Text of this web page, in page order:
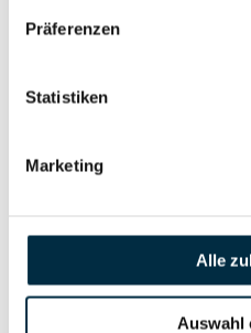
Präferenzen
Statistiken
Marketing
Alle
Auswahl
Unternehmensnetzwerk
Wirtschaftlich
Risikoinformationen